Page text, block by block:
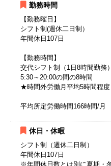
勤務時間
【勤務曜日】
シフト制(週休二日制）
年間休日107日
【勤務時間】
交代シフト制（1日8時間勤務）
5:30～20:00の間の8時間
★時間外労働月平均5時間程度
平均所定労働時間166時間/月
休日・休暇
シフト制（週休二日制）
年間休日107日
※年間休日数とは別に夏期・